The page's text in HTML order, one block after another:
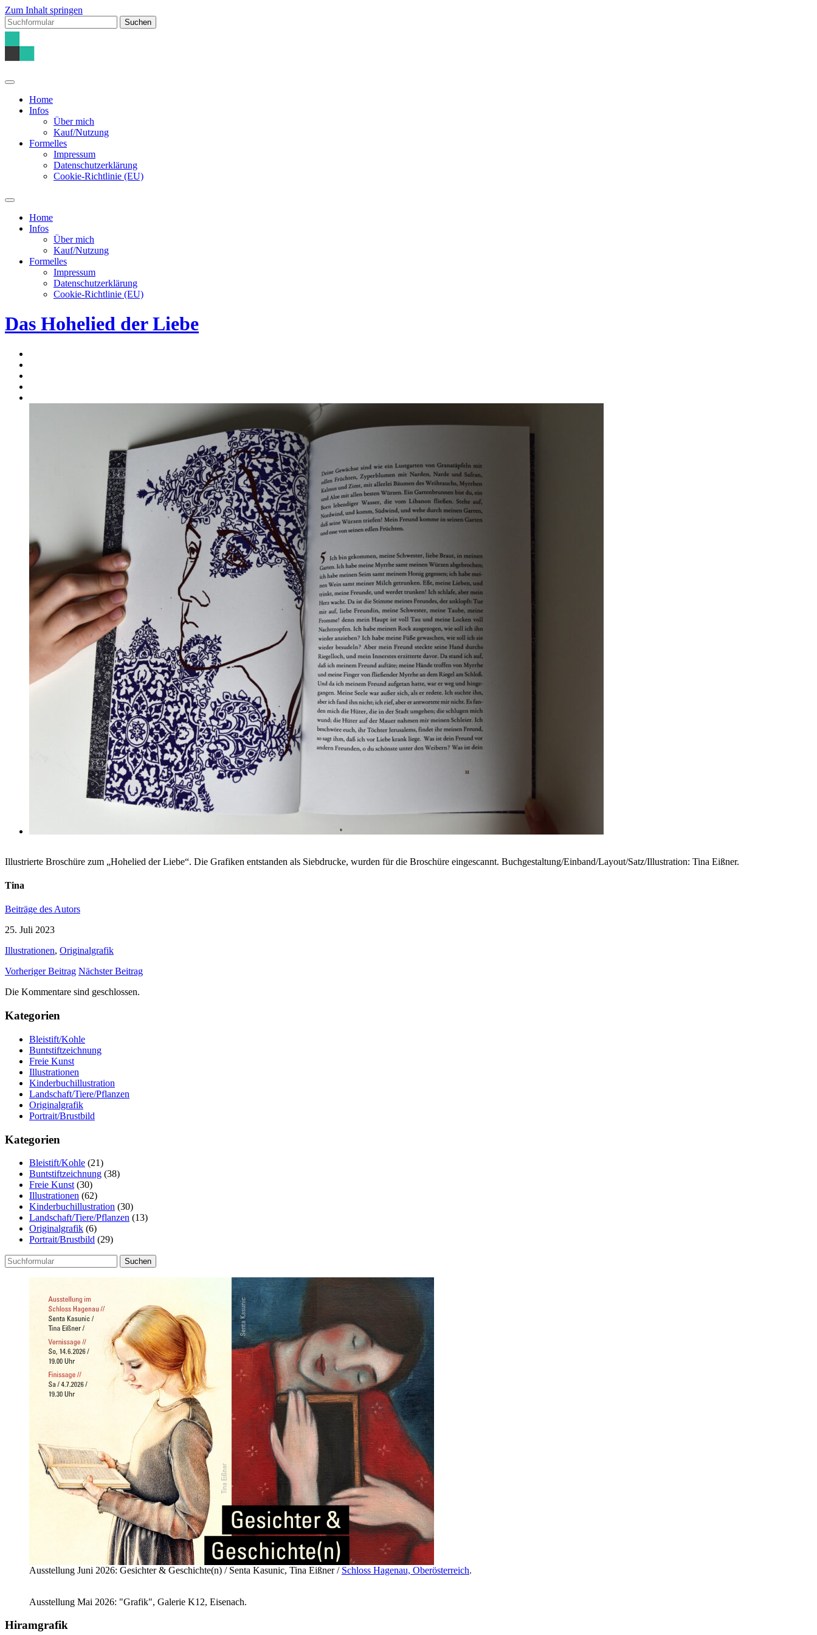
Zum Inhalt springen
Suchen
nach:
Home
Infos
Über mich
Kauf/Nutzung
Formelles
Impressum
Datenschutzerklärung
Cookie-Richtlinie (EU)
Suchfeld
ein-/ausblenden
Home
Infos
Über mich
Kauf/Nutzung
Formelles
Impressum
Datenschutzerklärung
Cookie-Richtlinie (EU)
Das Hohelied der Liebe
Illustrierte Broschüre zum „Hohelied der Liebe“. Die Grafiken entstanden als Siebdrucke, wurden für die Broschüre eingescannt. Buchgestaltung/Einband/Layout/Satz/Illustration: Tina Eißner.
Tina
Beiträge des Autors
25. Juli 2023
Illustrationen, Originalgrafik
Vorheriger Beitrag Nächster Beitrag
Die Kommentare sind geschlossen.
Kategorien
Bleistift/Kohle
Buntstiftzeichnung
Freie Kunst
Illustrationen
Kinderbuchillustration
Landschaft/Tiere/Pflanzen
Originalgrafik
Portrait/Brustbild
Kategorien
Bleistift/Kohle (21)
Buntstiftzeichnung (38)
Freie Kunst (30)
Illustrationen (62)
Kinderbuchillustration (30)
Landschaft/Tiere/Pflanzen (13)
Originalgrafik (6)
Portrait/Brustbild (29)
Suchen
nach:
Ausstellung Juni 2026: Gesichter & Geschichte(n) / Senta Kasunic, Tina Eißner / Schloss Hagenau, Oberösterreich.
Ausstellung Mai 2026: "Grafik", Galerie K12, Eisenach.
Hiramgrafik